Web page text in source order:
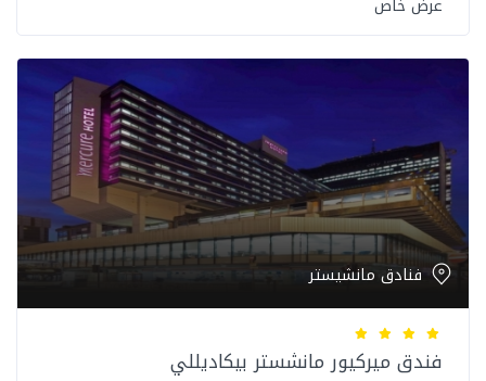
عرض خاص
فنادق مانشيستر
فندق ميركيور مانشستر بيكاديللي